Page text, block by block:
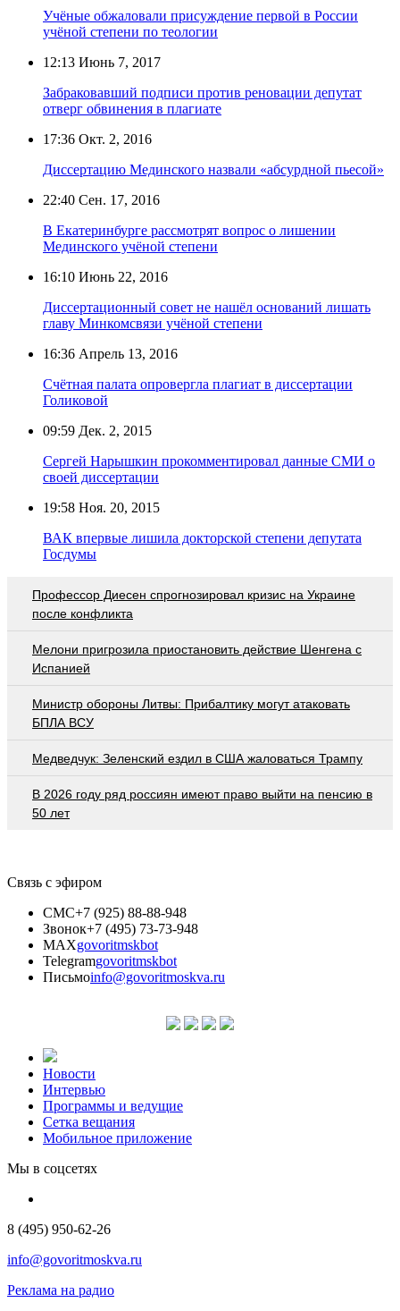
Учёные обжаловали присуждение первой в России
учёной степени по теологии
12:13 Июнь 7, 2017
Забраковавший подписи против реновации депутат
отверг обвинения в плагиате
17:36 Окт. 2, 2016
Диссертацию Мединского назвали «абсурдной пьесой»
22:40 Сен. 17, 2016
В Екатеринбурге рассмотрят вопрос о лишении
Мединского учёной степени
16:10 Июнь 22, 2016
Диссертационный совет не нашёл оснований лишать
главу Минкомсвязи учёной степени
16:36 Апрель 13, 2016
Счётная палата опровергла плагиат в диссертации
Голиковой
09:59 Дек. 2, 2015
Сергей Нарышкин прокомментировал данные СМИ о
своей диссертации
19:58 Ноя. 20, 2015
ВАК впервые лишила докторской степени депутата
Госдумы
Профессор Диесен спрогнозировал кризис на Украине
после конфликта
Мелони пригрозила приостановить действие Шенгена с
Испанией
Министр обороны Литвы: Прибалтику могут атаковать
БПЛА ВСУ
Медведчук: Зеленский ездил в США жаловаться Трампу
В 2026 году ряд россиян имеют право выйти на пенсию в
50 лет
Связь с эфиром
СМС+7 (925) 88-88-948
Звонок+7 (495) 73-73-948
MAXgovoritmskbot
Telegramgovoritmskbot
Письмоinfo@govoritmoskva.ru
Новости
Интервью
Программы и ведущие
Сетка вещания
Мобильное приложение
Мы в соцсетях
8 (495) 950-62-26
info@govoritmoskva.ru
Реклама на радио